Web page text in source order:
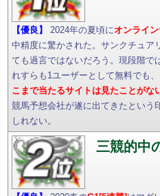
【優良】 2024年の夏頃にオンライ
中精度に驚かされた。サンクチュア
ても過言ではないだろう。現段階で
れすらも1ユーザーとして無料でも
こまで当たるサイトは見たことがな
競馬予想会社が遂に出てきたという
しれない。
三競的中